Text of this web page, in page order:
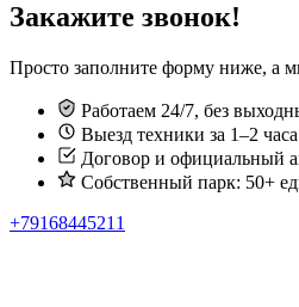
выбрать
товара.
несколько
Опции
можно
выбрать
на
странице
товара.
Закажите звонок!
Просто заполните форму ниже, а
Работаем 24/7, без
Выезд техники за 1–2 часа
Договор и официальный
Собственный парк: 50+
+79168445211